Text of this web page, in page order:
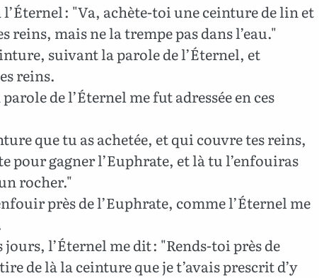
: "Va, achète-toi une ceinture de lin et
reins, mais ne la trempe pas dans l’eau."
suivant la parole de l’Éternel, et
reins.
de l’Éternel me fut adressée en ces
que tu as achetée, et qui couvre tes reins,
pour gagner l’Euphrate, et là tu l’enfouiras
rocher."
près de l’Euphrate, comme l’Éternel me
jours, l’Éternel me dit : "Rends-toi près de
de là la ceinture que je t’avais prescrit d’y